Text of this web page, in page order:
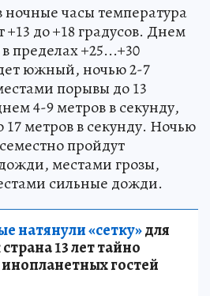
ночные часы температура
+13 до +18 градусов. Днем
пределах +25...+30
южный, ночью 2-7
порывы до 13
4-9 метров в секунду,
метров в секунду. Ночью
пройдут
местами грозы,
сильные дожди.
натянули «сетку»для
13 лет тайно
инопланетных гостей